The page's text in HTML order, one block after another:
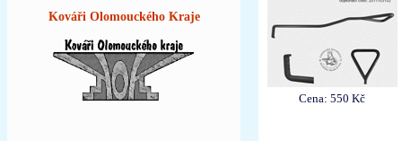
Kováři Olomouckého Kraje
Cena: 550 Kč